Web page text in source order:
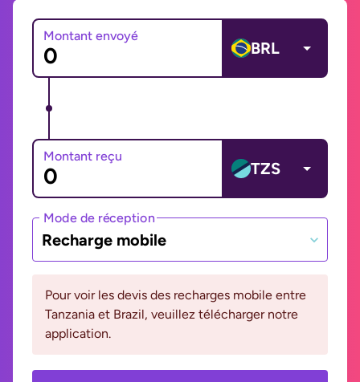
Montant envoyé
BRL
Montant reçu
TZS
Mode de réception
Recharge mobile
Pour voir les devis des recharges mobile entre
Tanzania et Brazil, veuillez télécharger notre
application.